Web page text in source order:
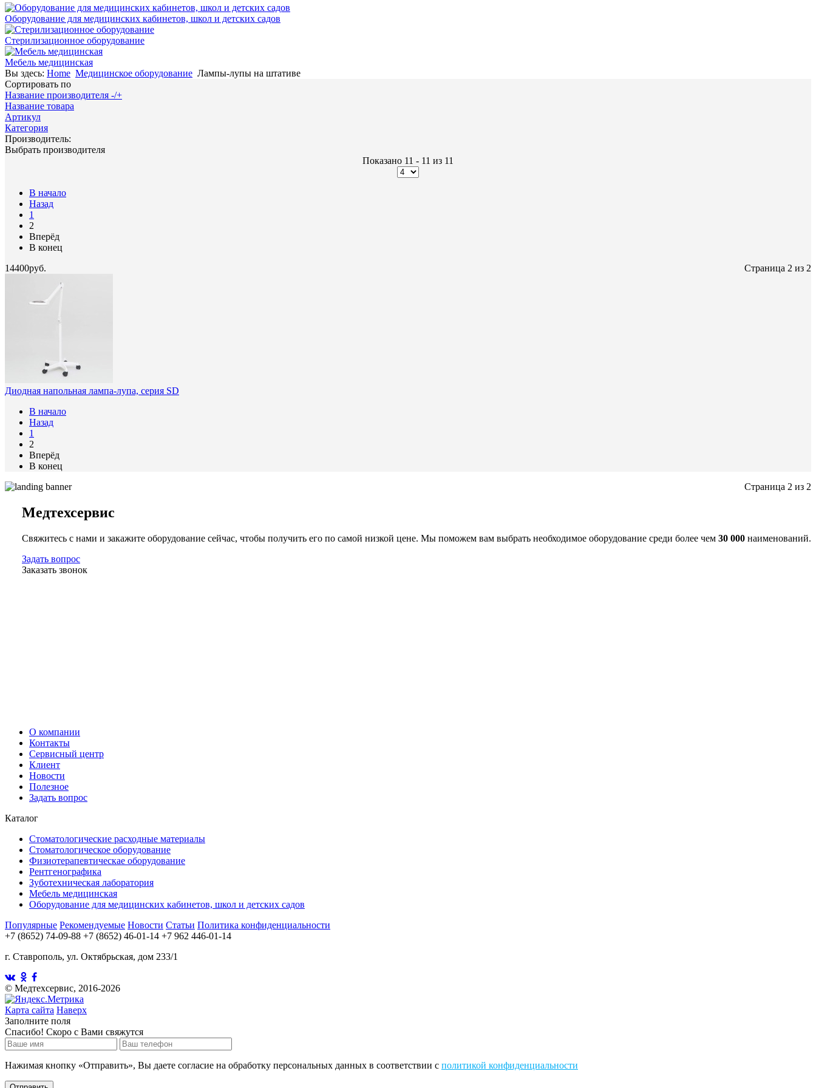
Оборудование для медицинских кабинетов, школ и детских садов
Стерилизационное оборудование
Мебель медицинская
Вы здесь: Home Медицинское оборудование Лампы-лупы на штативе
Сортировать по
Название производителя -/+
Название товара
Артикул
Категория
Производитель:
Выбрать производителя
Показано 11 - 11 из 11
В начало
Назад
1
2
Вперёд
В конец
Страница 2 из 2
14400руб.
Диодная напольная лампа-лупа, серия SD
В начало
Назад
1
2
Вперёд
В конец
Страница 2 из 2
Медтехсервис
Свяжитесь с нами и закажите оборудование сейчас, чтобы получить его по самой низкой цене. Мы поможем вам выбрать необходимое оборудование среди более чем 30 000 наименований.
Задать вопрос
Заказать звонок
О компании
Контакты
Сервисный центр
Клиент
Новости
Полезное
Задать вопрос
Каталог
Стоматологические расходные материалы
Стоматологическое оборудование
Физиотерапевтическае оборудование
Рентгенографика
Зуботехническая лаборатория
Мебель медицинская
Оборудование для медицинских кабинетов, школ и детских садов
Популярные Рекомендуемые Новости Статьи Политика конфиденциальности
+7 (8652) 74-09-88 +7 (8652) 46-01-14 +7 962 446-01-14
г. Ставрополь, ул. Октябрьская, дом 233/1
© Медтехсервис, 2016-2026
Карта сайта Наверх
Заполните поля
Спасибо! Скоро с Вами свяжутся
Нажимая кнопку «Отправить», Вы даете согласие на обработку персональных данных в соответствии с политикой конфиденциальности